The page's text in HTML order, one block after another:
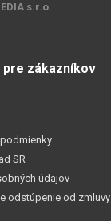
s.r.o.
pre zákazníkov
SR
údajov
odstúpenie od zmluvy